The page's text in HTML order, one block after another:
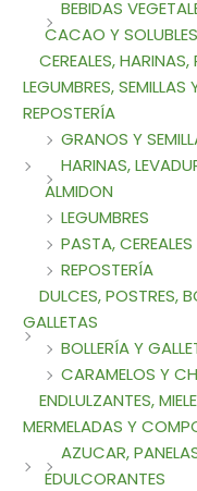
BEBIDAS
CACAO Y SOLUBLES
CEREALES,
LEGUMBRES, SEMILLAS
REPOSTERÍA
GRANOS Y
HARINAS,
ALMIDON
LEGUMBRES
PASTA, CEREALES
REPOSTERÍA
DULCES, POSTRES,
GALLETAS
BOLLERÍA Y
CARAMELOS Y
ENDLULZANTES,
MERMELADAS Y
AZUCAR,
EDULCORANTES